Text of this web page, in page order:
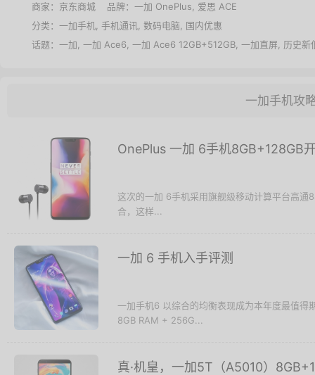
商家： 京东商城 品牌： 一加 OnePlus
爱思 ACE
分类： 一加手机 手机通讯 数码电脑
国内优惠
话题： 一加 一加 Ace6 一加 Ace6 12GB+512GB 一加直屏 历史新
一加手机攻
OnePlus 一加 6手机8GB+128GB
这次的一加 6手机采用旗舰级移动计算平台高
合，这样...
一加 6 手机入手评测
一加手机6 以综合的均衡表现成为本年度最值
8GB RAM + 256G...
真·机皇，一加5T（A5010）